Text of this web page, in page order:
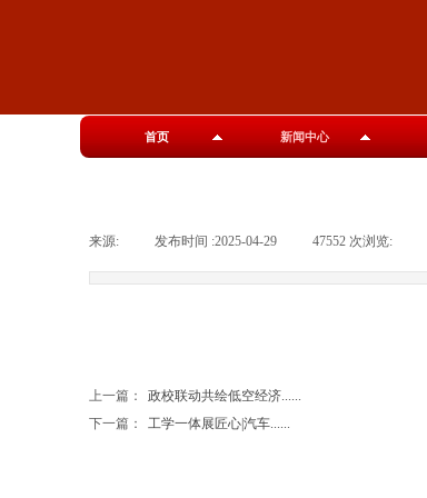
首页 新闻中心
来源: 发布时间 :2025-04-29 47552 次浏览:
上一篇：
政校联动共绘低空经济......
下一篇：
工学一体展匠心|汽车......